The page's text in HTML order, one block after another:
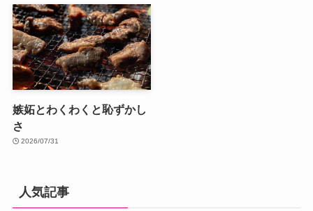
嫉妬とわくわくと恥ずかし
さ
2026/07/31
人気記事